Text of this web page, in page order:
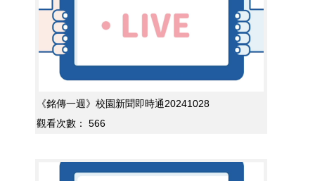
《銘傳一週》校園新聞即時通20241028
觀看次數：
566